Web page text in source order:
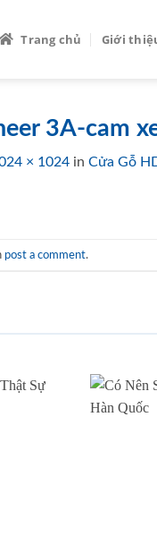
Trang chủ Giới
3A-cam
× 1024 in Cửa Gỗ
post a comment.